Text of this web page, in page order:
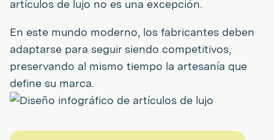
artículos de lujo no es una excepción.
En este mundo moderno, los fabricantes deben
adaptarse para seguir siendo competitivos,
preservando al mismo tiempo la artesanía que
define su marca.